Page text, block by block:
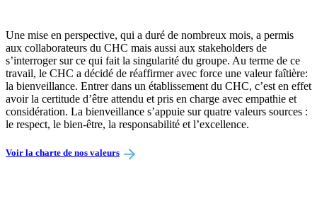
Une mise en perspective, qui a duré de nombreux mois, a permis
aux collaborateurs du CHC mais aussi aux stakeholders de
s’interroger sur ce qui fait la singularité du groupe. Au terme de ce
travail, le CHC a décidé de réaffirmer avec force une valeur faîtière:
la bienveillance. Entrer dans un établissement du CHC, c’est en effet
avoir la certitude d’être attendu et pris en charge avec empathie et
considération. La bienveillance s’appuie sur quatre valeurs sources :
le respect, le bien-être, la responsabilité et l’excellence.
Voir la charte de nos valeurs